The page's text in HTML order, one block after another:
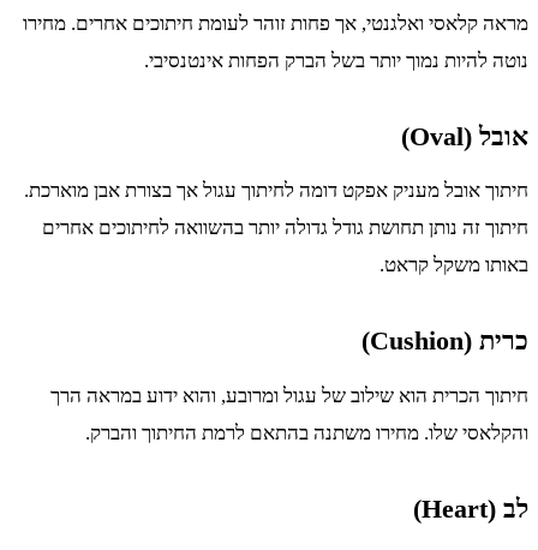
מראה קלאסי ואלגנטי, אך פחות זוהר לעומת חיתוכים אחרים. מחירו
נוטה להיות נמוך יותר בשל הברק הפחות אינטנסיבי.
אובל (Oval)
חיתוך אובל מעניק אפקט דומה לחיתוך עגול אך בצורת אבן מוארכת.
חיתוך זה נותן תחושת גודל גדולה יותר בהשוואה לחיתוכים אחרים
באותו משקל קראט.
כרית (Cushion)
חיתוך הכרית הוא שילוב של עגול ומרובע, והוא ידוע במראה הרך
והקלאסי שלו. מחירו משתנה בהתאם לרמת החיתוך והברק.
לב (Heart)